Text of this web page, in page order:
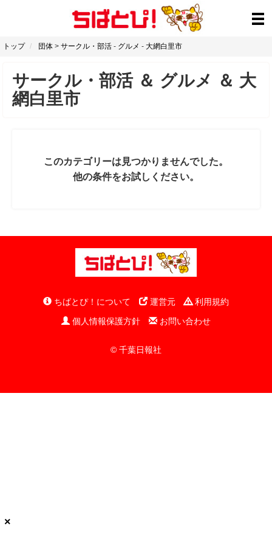
トップ 団体 > サークル・部活 - グルメ - 大網白里市
サークル・部活＆ グルメ ＆ 大
網白里市
このカテゴリーは見つかりませんでした。
他の条件をお試しください。
ちばとぴ！について 運営元
利用規約
個人情報保護方針
お問い合わせ
© 千葉日報社
×